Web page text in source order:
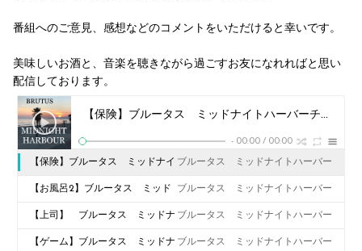
番組へのご意見、感想などのコメントをいただけると幸いです。
美味しいお酒と、音楽を聴きながら過ごすお友になれればと思い
配信しております。
【保険】ブルータス ミッドナイトハーバーチャンネル
- 00:00 / 00:00
【保険】ブルータス ミッドナイ
トハーバーチャンネル
ブルータス ミッドナイトハーバー
【お風呂2】ブルータス ミッド
ナイトハーバーチャンネル ライ
ブ
ブルータス ミッドナイトハーバー
【上司】 ブルータス ミッドナ
イトハーバーチャンネル ライブ
ブルータス ミッドナイトハーバー
【ゲーム】ブルータス ミッドナ ブルータス ミッドナイトハーバー